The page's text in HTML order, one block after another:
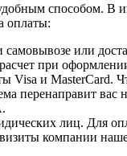
способом. В
оплаты:
или
при
Visa и MasterCard.
перенаправит вас
лиц. Для
компании